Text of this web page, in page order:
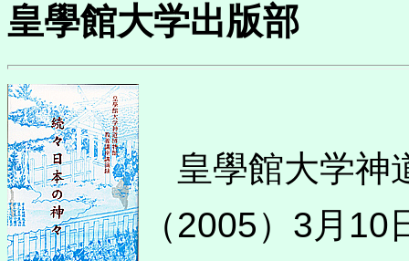
皇學館大学出版部
皇學館大学
（2005）3月10